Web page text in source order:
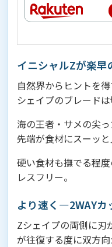
イニシャルZが楽早
自然界からヒントを
シェイプのブレードは
海の王者・サメの尖
先端が食材にスーッと
硬い食材も撫でる程
レスフリー。
より速く―2WAYカ
Zシェイプの両側に刃
が往復する度に双方